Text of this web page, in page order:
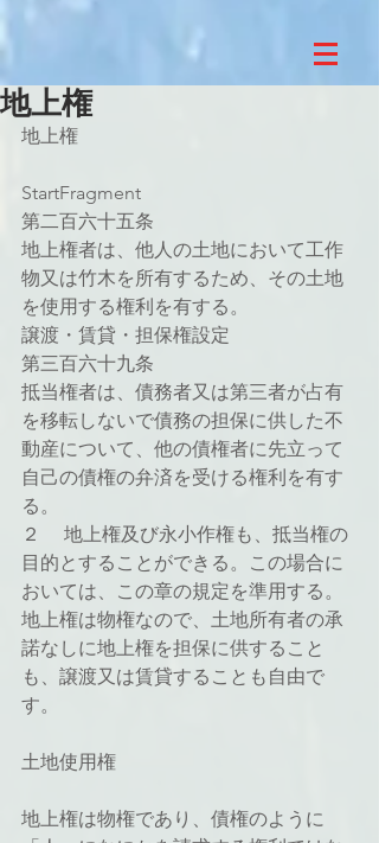
地上権
地上権
StartFragment
第二百六十五条
地上権者は、他人の土地において工作
物又は竹木を所有するため、その土地
を使用する権利を有する。
譲渡・賃貸・担保権設定
第三百六十九条
抵当権者は、債務者又は第三者が占有
を移転しないで債務の担保に供した不
動産について、他の債権者に先立って
自己の債権の弁済を受ける権利を有す
る。
２ 　地上権及び永小作権も、抵当権の
目的とすることができる。この場合に
おいては、この章の規定を準用する。
地上権は物権なので、土地所有者の承
諾なしに地上権を担保に供すること
も、譲渡又は賃貸することも自由で
す。
土地使用権
地上権は物権であり、債権のように